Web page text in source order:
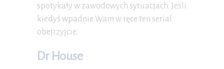
spotykały w zawodowych sytuacjach. Jeśli
kiedyś wpadnie Wam w ręce ten serial
obejrzyjcie.
Dr House